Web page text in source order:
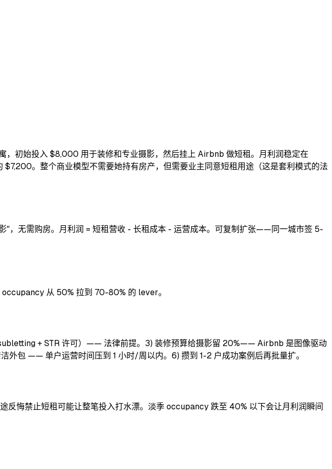
初始投入 $8,000 用于装修和专业摄影，然后挂上 Airbnb 做短租。月利润稳定在
。整个商业模型不需要她持有房产，但需要业主同意短租用途（这是套利模式的法
"，无需购房。月利润 = 短租营收 - 长租成本 - 运营成本。可复制扩张——同一城市签 5-
从 50% 拉到 70-80% 的 lever。
+ STR 许可）—— 法律前提。3) 装修预算给摄影留 20%—— Airbnb 是图像驱动
包 —— 单户运营时间压到 1 小时/周以内。6) 攒到 1-2 户成功案例后再批量扩。
悔禁止短租可能让整笔投入打水漂。淡季 occupancy 跌至 40% 以下会让月利润瞬间